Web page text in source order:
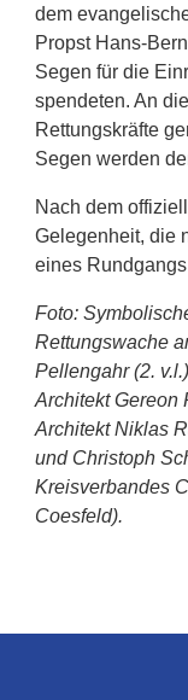
dem
Propst Hans-
Segen für die
spendeten. An
Rettungskräfte
Segen werden
Nach dem
Gelegenheit, die
eines
Foto:
Rettungswache
Pellengahr (2.
Architekt Gereon
Architekt Niklas
und Christoph
Kreisverbandes
Coesfeld).